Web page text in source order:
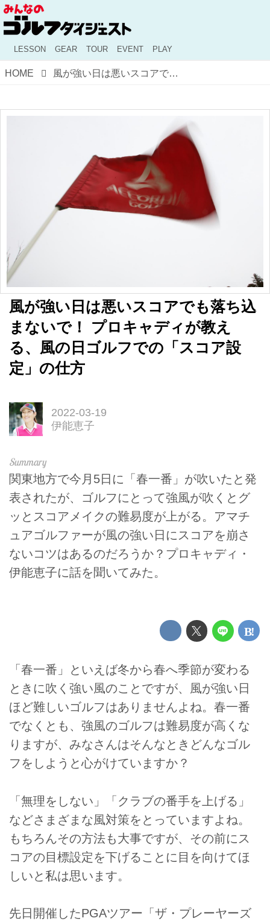
LESSON GEAR TOUR EVENT PLAY
HOME 風が強い日は悪いスコアでも落ち込まないで！ プロキャディが教える、風の日ゴルフでの「スコア設定」の仕方
風が強い日は悪いスコアでも落ち込
まないで！ プロキャディが教え
る、風の日ゴルフでの「スコア設
定」の仕方
2022-03-19
伊能恵子
関東地方で今月5日に「春一番」が吹いたと発
表されたが、ゴルフにとって強風が吹くとグ
ッとスコアメイクの難易度が上がる。アマチ
ュアゴルファーが風の強い日にスコアを崩さ
ないコツはあるのだろうか？プロキャディ・
伊能恵子に話を聞いてみた。
「春一番」といえば冬から春へ季節が変わる
ときに吹く強い風のことですが、風が強い日
ほど難しいゴルフはありませんよね。春一番
でなくとも、強風のゴルフは難易度が高くな
りますが、みなさんはそんなときどんなゴル
フをしようと心がけていますか？
「無理をしない」「クラブの番手を上げる」
などさまざまな風対策をとっていますよね。
もちろんその方法も大事ですが、その前にス
コアの目標設定を下げることに目を向けてほ
しいと私は思います。
先日開催したPGAツアー「ザ・プレーヤーズ